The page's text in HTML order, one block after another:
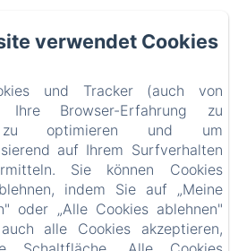
photos
pratiques
FR IT DE NL
verwendet Cookies
und Tracker (auch von
Ihre Browser-Erfahrung zu
optimieren und um
auf Ihrem Surfverhalten
Sie können Cookies
indem Sie auf „Meine
oder „Alle Cookies ablehnen"
alle Cookies akzeptieren,